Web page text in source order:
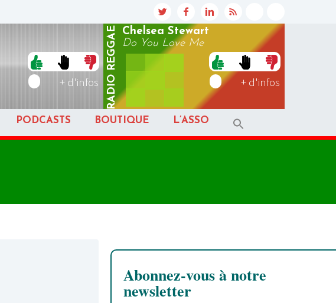
+ d'infos RADIO
REGGAE
Chelsea Stewart
Do You Love Me
+ d'infos
PODCASTS BOUTIQUE L’ASSO
Abonnez-vous à notre
newsletter